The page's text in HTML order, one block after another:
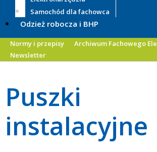
Samochód dla fachowca
Odzież robocza i BHP
Normy i przepisy
Archiwum Fachowego
Newsletter
Puszki
instalacyjne